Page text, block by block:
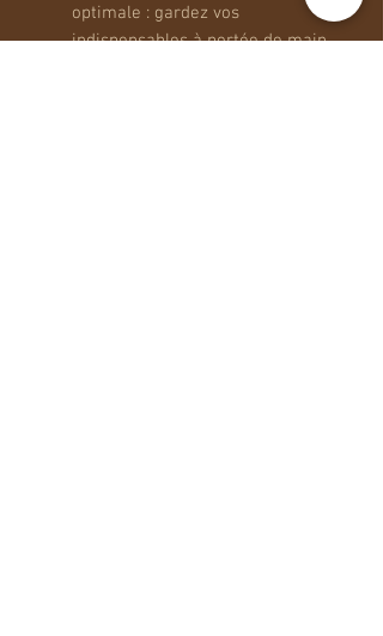
optimale : gardez vos
indispensables à portée de main.